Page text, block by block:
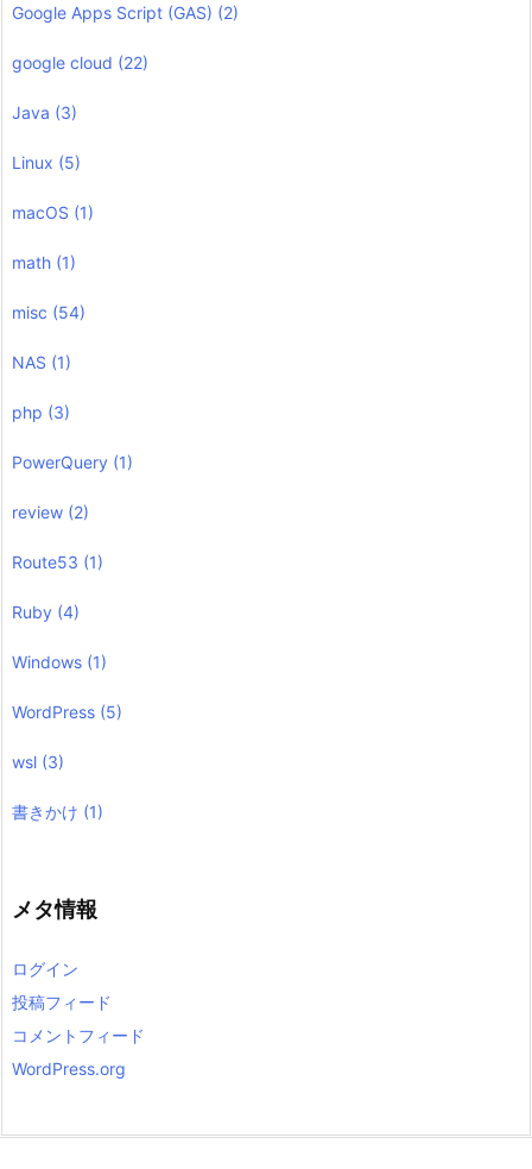
Google Apps Script (GAS) (2)
google cloud (22)
Java (3)
Linux (5)
macOS (1)
math (1)
misc (54)
NAS (1)
php (3)
PowerQuery (1)
review (2)
Route53 (1)
Ruby (4)
Windows (1)
WordPress (5)
wsl (3)
書きかけ (1)
メタ情報
ログイン
投稿フィード
コメントフィード
WordPress.org